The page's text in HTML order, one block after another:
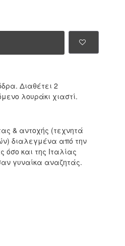
Διαθέτει 2
λουράκι χιαστί.
& αντοχής (τεχνητά
διαλεγμένα από την
και της Ιταλίας
γυναίκα αναζητάς.